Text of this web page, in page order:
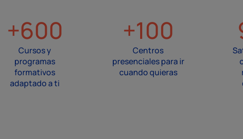
+600
Cursos y
programas
formativos
adaptado a ti
+100
Centros
presenciales para ir
cuando quieras